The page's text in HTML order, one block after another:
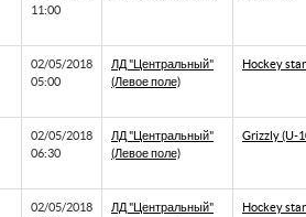
11:00
02/05/2018
05:00
ЛД "Центральный"
(Левое поле)
Hockey
02/05/2018
06:30
ЛД "Центральный"
(Левое поле)
Grizzly (U-
02/05/2018
ЛД "Центральный"
Hockey